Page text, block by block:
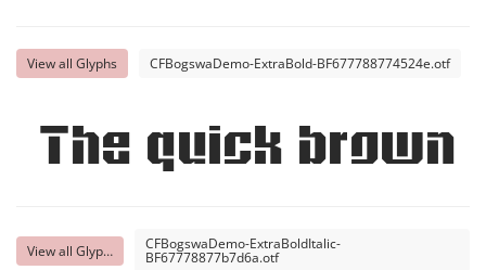
View all Glyphs CFBogswaDemo-ExtraBold-BF677788774524e.otf
The quick brown
View all Glyphs CFBogswaDemo-ExtraBoldItalic-
BF67778877b7d6a.otf